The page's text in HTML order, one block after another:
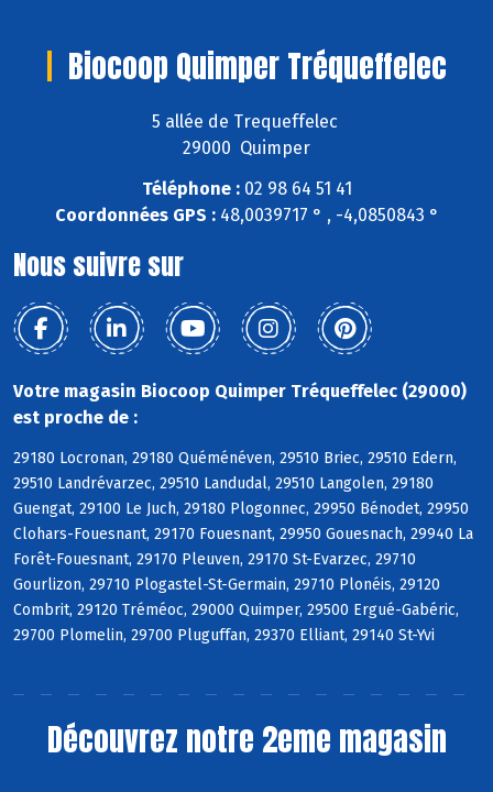
Biocoop Quimper Tréqueffelec
5 allée de Trequeffelec
29000 Quimper
Téléphone :02 98 64 51 41
Coordonnées GPS :48,0039717 ° , -4,0850843 °
Nous suivre sur
Votre magasin Biocoop Quimper Tréqueffelec (29000)
est proche de :
29180 Locronan, 29180 Quéménéven, 29510 Briec, 29510 Edern,
29510 Landrévarzec, 29510 Landudal, 29510 Langolen, 29180
Guengat, 29100 Le Juch, 29180 Plogonnec, 29950 Bénodet, 29950
Clohars-Fouesnant, 29170 Fouesnant, 29950 Gouesnach, 29940 La
Forêt-Fouesnant, 29170 Pleuven, 29170 St-Evarzec, 29710
Gourlizon, 29710 Plogastel-St-Germain, 29710 Plonéis, 29120
Combrit, 29120 Tréméoc, 29000 Quimper, 29500 Ergué-Gabéric,
29700 Plomelin, 29700 Pluguffan, 29370 Elliant, 29140 St-Yvi
Découvrez notre 2eme magasin